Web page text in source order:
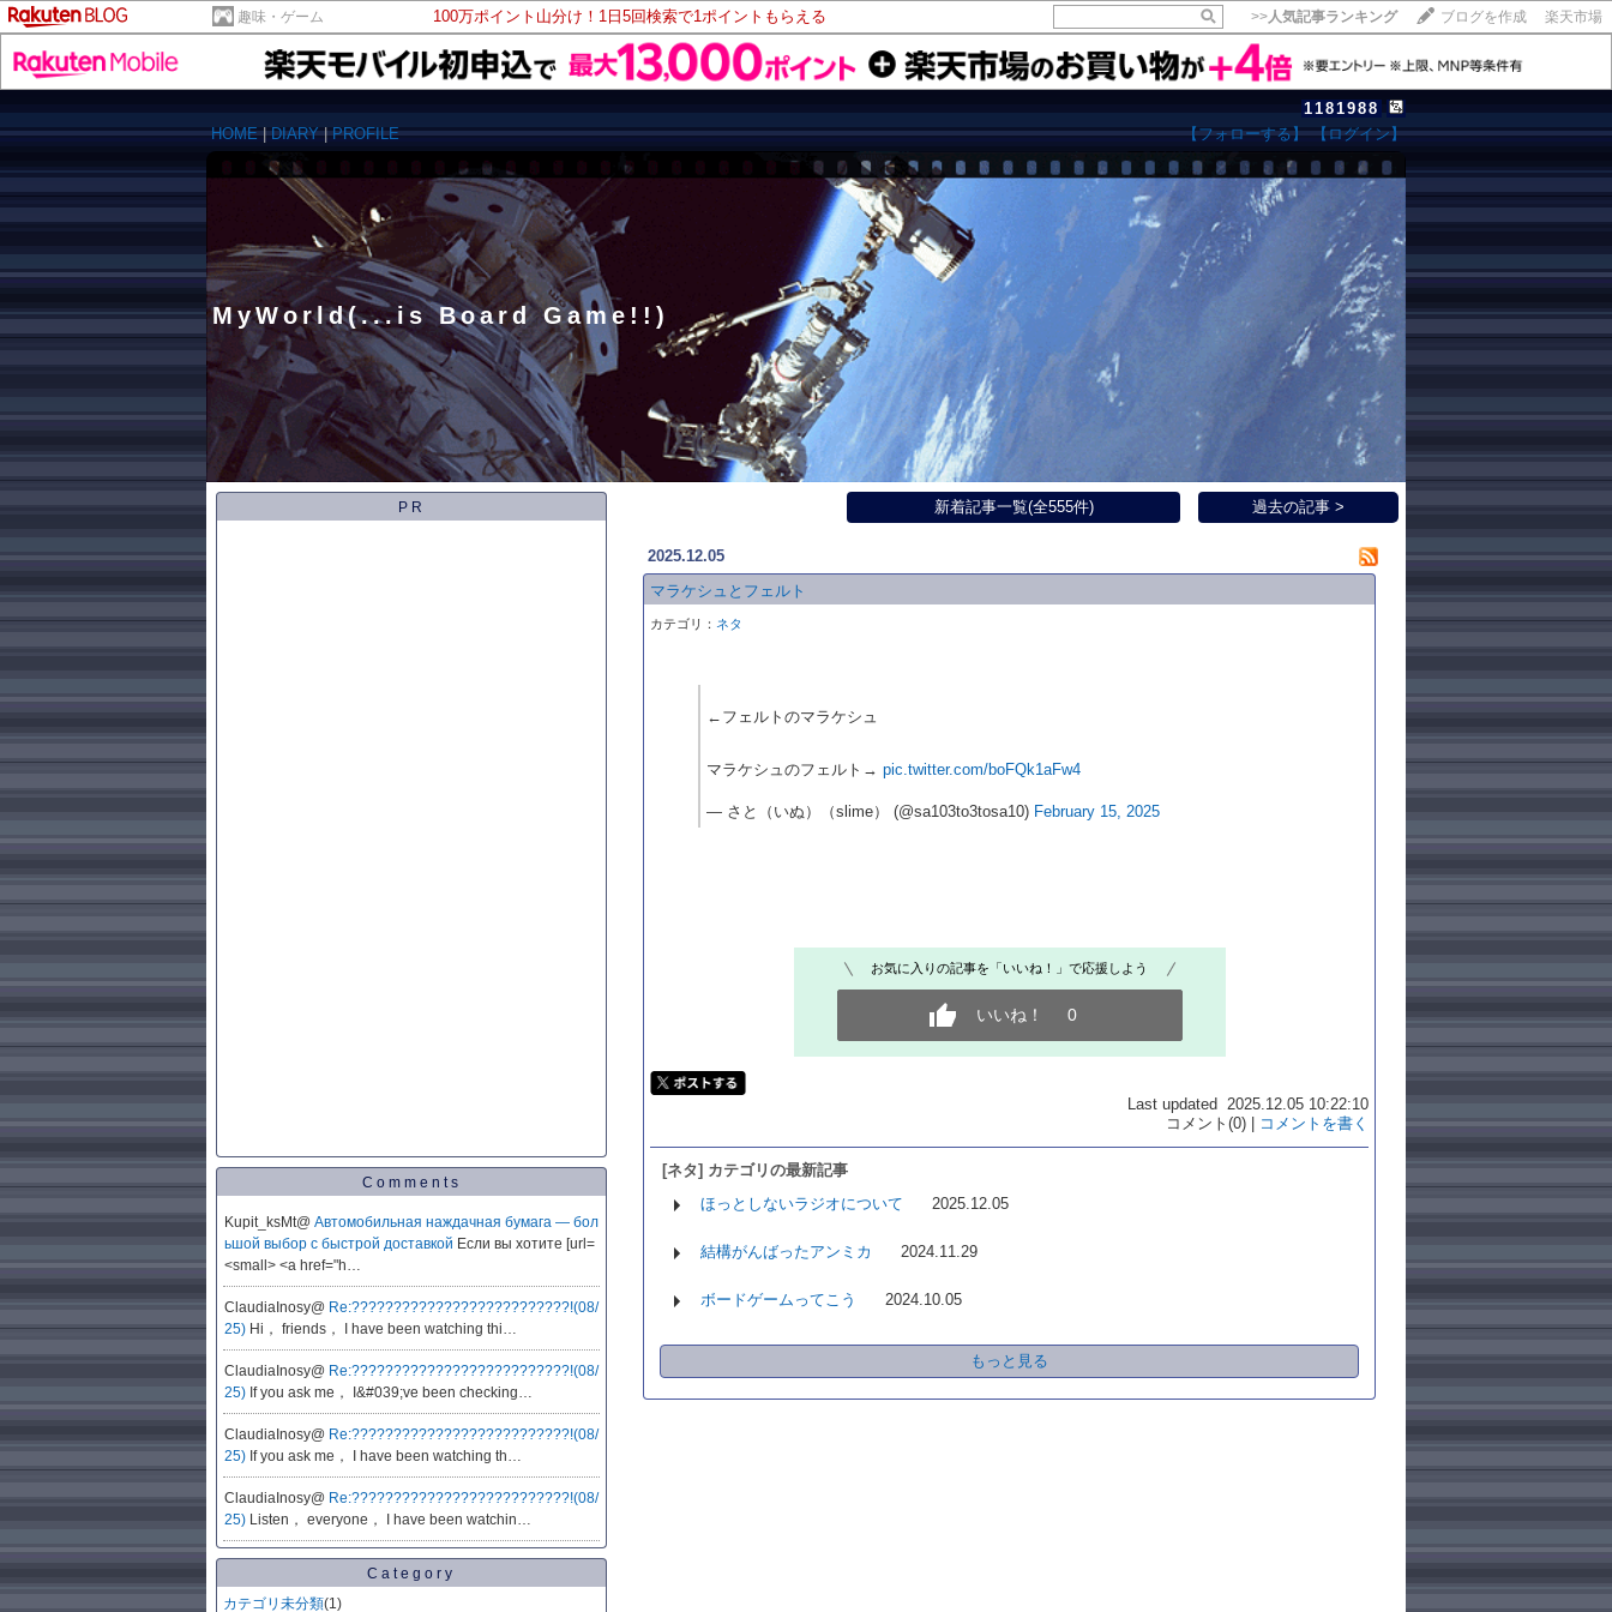
趣味・ゲーム 100万ポイント山分け！1日5回検索で1ポイントもらえる >>人気記事ランキング ブログを作成 楽天市場
1181988
HOME|DIARY|PROFILE 【フォローする】 【ログイン】
MyWorld(...is Board Game!!)
10秒滞在
いいね!
PR
Comments
Kupit_ksMt@ Автомобильная наждачная бумага — бол
ьшой выбор с быстрой доставкой Если вы хотите [url=
<small> <a href="h…
ClaudiaInosy@ Re:??????????????????????????!(08/
25) Hi， friends， I have been watching thi…
ClaudiaInosy@ Re:??????????????????????????!(08/
25) If you ask me， I&#039;ve been checking…
ClaudiaInosy@ Re:??????????????????????????!(08/
25) If you ask me， I have been watching th…
ClaudiaInosy@ Re:??????????????????????????!(08/
25) Listen， everyone， I have been watchin…
Category
カテゴリ未分類(1)
新着記事一覧(全555件) 過去の記事 >
2025.12.05
マラケシュとフェルト
カテゴリ：ネタ
←フェルトのマラケシュ
マラケシュのフェルト→pic.twitter.com/boFQk1aFw4
— さと（いぬ）（slime） (@sa103to3tosa10) February 15, 2025
お気に入りの記事を「いいね！」で応援しよう
いいね！ 0
Last updated 2025.12.05 10:22:10
コメント(0) |
コメントを書く
[ネタ] カテゴリの最新記事
ほっとしないラジオについて
2025.12.05
結構がんばったアンミカ 2024.11.29
ボードゲームってこう 2024.10.05
もっと見る